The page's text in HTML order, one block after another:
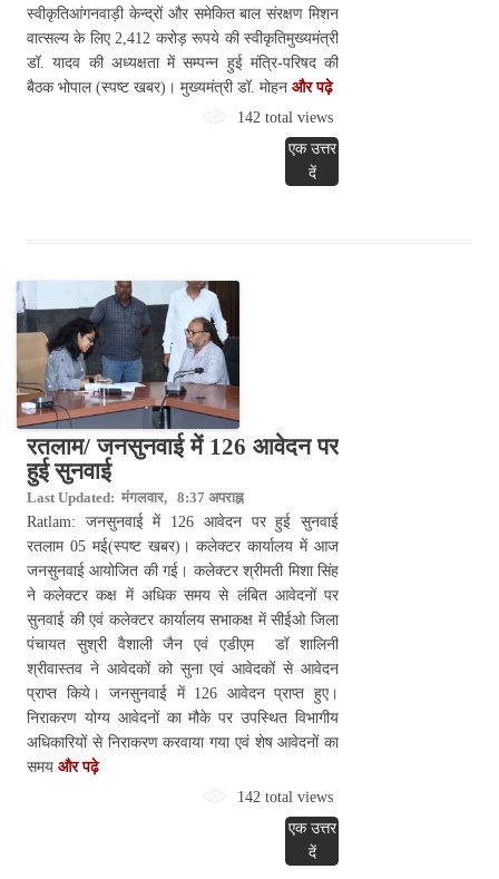
स्वीकृतिआंगनवाड़ी केन्द्रों और समेकित बाल संरक्षण मिशन
वात्सल्य के लिए 2,412 करोड़ रूपये की स्वीकृतिमुख्यमंत्री
डॉ. यादव की अध्यक्षता में सम्पन्न हुई मंत्रि-परिषद की
बैठक भोपाल (स्पष्ट खबर)। मुख्यमंत्री डॉ. मोहन और पढ़े
142 total views
एक उत्तर
दें
रतलाम/ जनसुनवाई में 126 आवेदन पर
हुई सुनवाई
Last Updated: मंगलवार, 8:37 अपराह्न
Ratlam: जनसुनवाई में 126 आवेदन पर हुई सुनवाई
रतलाम 05 मई(स्पष्ट खबर)। कलेक्टर कार्यालय में आज
जनसुनवाई आयोजित की गई। कलेक्टर श्रीमती मिशा सिंह
ने कलेक्टर कक्ष में अधिक समय से लंबित आवेदनों पर
सुनवाई की एवं कलेक्टर कार्यालय सभाकक्ष में सीईओ जिला
पंचायत सुश्री वैशाली जैन एवं एडीएम डॉ शालिनी
श्रीवास्तव ने आवेदकों को सुना एवं आवेदकों से आवेदन
प्राप्त किये। जनसुनवाई में 126 आवेदन प्राप्त हुए।
निराकरण योग्य आवेदनों का मौके पर उपस्थित विभागीय
अधिकारियों से निराकरण करवाया गया एवं शेष आवेदनों का
समय और पढ़े
142 total views
एक उत्तर
दें